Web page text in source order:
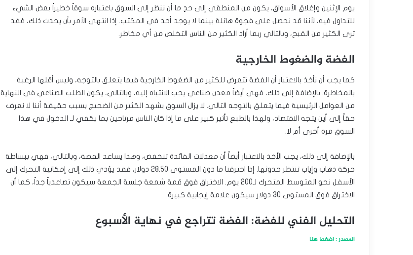
يوم الإثنين وإغلاق الأسواق، يكون من المنطقي إلى حدٍ ما أن ننظر إلى السوق باعتباره سوقاً خطيراً بعض الشيء
للتداول فيه، لأننا قد نحصل على فجوة هائلة بينما لا يوجد أحد في المكتب. إذا انتهى الأمر بأن يحدث ذلك، فقد
ترى الكثير من القبح، وبالتالي ربما أراد الكثير من الناس التخلص من أي مخاطر.
الفضة والضغوط الخارجية
كما يجب أن نأخذ بالاعتبار أن الفضة تتعرض للكثير من الضغوط الخارجية فيما يتعلق بالتوجه، وليس أقلها الرغبة
بالمخاطرة. بالإضافة إلى ذلك، فهي أيضاً معدن صناعي يجب الانتباه إليه، وبالتالي، يكون الطلب الصناعي في النهاية
من العوامل الرئيسية فيما يتعلق بالتوجه التالي. لا يزال السوق يشهد الكثير من الضجيج بسبب حقيقة أننا لا نعرف
حقاً إلى أين يتجه الاقتصاد، ولهذا بالطبع تأثير كبير على ما إذا كان الناس مرتاحين بما يكفي لـ الدخول في هذا
السوق مرة أخرى أم لا.
بالإضافة إلى ذلك، يجب الأخذ بالاعتبار أيضاً أن معدلات الفائدة تنخفض، وهذا يساعد الفضة، وبالتالي، فهي ببساطة
حركة ذهاب وإياب تنتظر حدوثها. إذا اخترقنا ما دون المستوى 28.50 دولار، فقد يؤدي ذلك إلى إمكانية التحرك إلى
الأسفل نحو المتوسط ​​المتحرك لـ200 يوم. الاختراق فوق قمة شمعة جلسة الجمعة سيكون تصاعدياً جداً، كما أن
الاختراق فوق المستوى 30 دولار سيكون علامة إيجابية كبيرة.
التحليل الفني للفضة: الفضة تتراجع في نهاية الأسبوع
المصدر : اضغط هنا